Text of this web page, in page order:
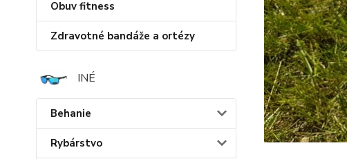
Obuv fitness
Zdravotné bandáže a ortézy
INÉ
Behanie
Rybárstvo